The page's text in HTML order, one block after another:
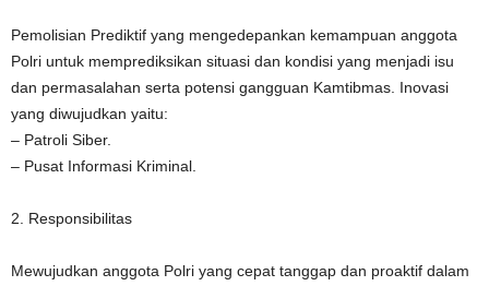
Pemolisian Prediktif yang mengedepankan kemampuan anggota
Polri untuk memprediksikan situasi dan kondisi yang menjadi isu
dan permasalahan serta potensi gangguan Kamtibmas. Inovasi
yang diwujudkan yaitu:
– Patroli Siber.
– Pusat Informasi Kriminal.
2. Responsibilitas
Mewujudkan anggota Polri yang cepat tanggap dan proaktif dalam